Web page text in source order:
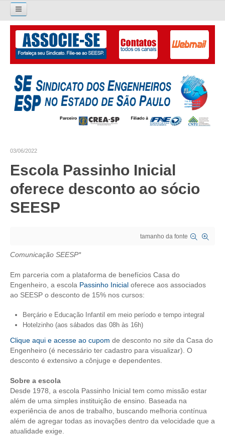
Pesquisar...
O SINDICATO
APRESENTAÇÃO
PALAVRA DO PRESIDENTE
SUBSEDES SINDICAIS
GALERIA EX-PRESIDENTES
HISTÓRICO E ATUAÇÃO
CONSELHOS ASSESSORES
PERSONALIDADES DA TECNOLOGIA
TRANSPARÊNCIA
JURÍDICO
CONSULTORIA
03/06/2022
Escola Passinho Inicial
oferece desconto ao sócio
SEESP
tamanho da fonte
Comunicação SEESP*
Em parceria com a plataforma de benefícios Casa do
Engenheiro, a escola Passinho Inicial oferece aos associados
ao SEESP o desconto de 15% nos cursos:
Berçário e Educação Infantil em meio período e tempo integral
Hotelzinho (aos sábados das 08h às 16h)
Clique aqui e acesse ao cupom de desconto no site da Casa do
Engenheiro (é necessário ter cadastro para visualizar). O
desconto é extensivo a cônjuge e dependentes.
Sobre a escola
Desde 1978, a escola Passinho Inicial tem como missão estar
além de uma simples instituição de ensino. Baseada na
experiência de anos de trabalho, buscando melhoria contínua
além de agregar todas as inovações dentro da velocidade que a
atualidade exige.